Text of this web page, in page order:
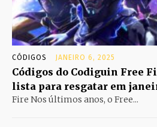
CÓDIGOS JANEIRO 6, 2025
Códigos do Codiguin Free
lista para resgatar em
Fire Nos últimos anos, o Free...